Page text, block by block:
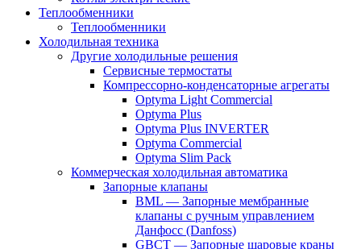
Теплообменники
Теплообменники
Холодильная техника
Другие холодильные решения
Сервисные термостаты
Компрессорно-конденсаторные агрегаты
Optyma Light Commercial
Optyma Plus
Optyma Plus INVERTER
Optyma Commercial
Optyma Slim Pack
Коммерческая холодильная автоматика
Запорные клапаны
BML — Запорные мембранные
клапаны с ручным управлением
Данфосс (Danfoss)
GBCT — Запорные шаровые краны